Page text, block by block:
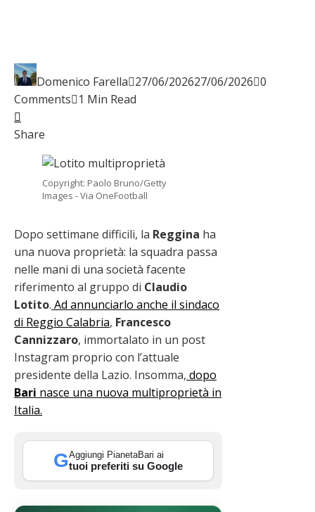
Domenico Farella 27/06/202627/06/2026 0
Comments 1 Min Read
Facebook
Twitter
LinkedIn
Pinterest
Share
Copyright: Paolo Bruno/Getty
Images - Via OneFootball
Dopo settimane difficili, la Reggina ha
una nuova proprietà: la squadra passa
nelle mani di una società facente
riferimento al gruppo di Claudio
Lotito. Ad annunciarlo anche il sindaco
di Reggio Calabria, Francesco
Cannizzaro, immortalato in un post
Instagram proprio con l’attuale
presidente della Lazio. Insomma, dopo
Bari nasce una nuova multiproprietà in
Italia.
GAggiungi PianetaBari ai
tuoi preferiti su Google